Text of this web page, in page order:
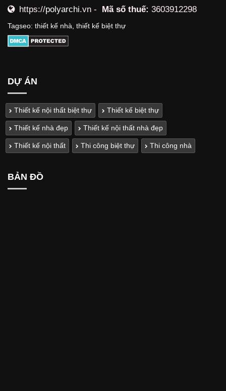
https://polyarchi.vn - Mã số thuế: 3603912298
Tagseo: thiết kế nhà thiết kế biệt thự
DỰ ÁN
Thiết kế nội thất biệt thự Thiết kế biệt thự
Thiết kế nhà đẹp Thiết kế nội thất nhà đẹp
Thiết kế nội thất Thi công biệt thự Thi công nhà
BẢN ĐỒ